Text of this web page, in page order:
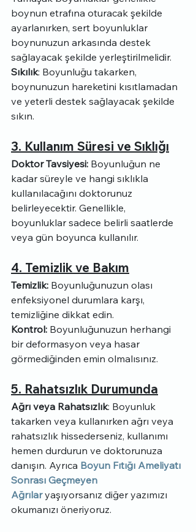
boynun etrafına oturacak şekilde
ayarlanırken, sert boyunluklar
boynunuzun arkasında destek
sağlayacak şekilde yerleştirilmelidir.
Sıkılık: Boyunluğu takarken,
boynunuzun hareketini kısıtlamadan
ve yeterli destek sağlayacak şekilde
sıkın.
3. Kullanım Süresi ve Sıklığı
Doktor Tavsiyesi: Boyunluğun ne
kadar süreyle ve hangi sıklıkla
kullanılacağını doktorunuz
belirleyecektir. Genellikle,
boyunluklar sadece belirli saatlerde
veya gün boyunca kullanılır.
4. Temizlik ve Bakım
Temizlik: Boyunluğunuzun olası
enfeksiyonel durumlara karşı,
temizliğine dikkat edin.
Kontrol: Boyunluğunuzun herhangi
bir deformasyon veya hasar
görmediğinden emin olmalısınız.
5. Rahatsızlık Durumunda
Ağrı veya Rahatsızlık: Boyunluk
takarken veya kullanırken ağrı veya
rahatsızlık hissederseniz, kullanımı
hemen durdurun ve doktorunuza
danışın. Ayrıca Boyun Fıtığı Ameliyatı
Sonrası Geçmeyen
Ağrılar yaşıyorsanız diğer yazımızı
okumanızı öneriyoruz.